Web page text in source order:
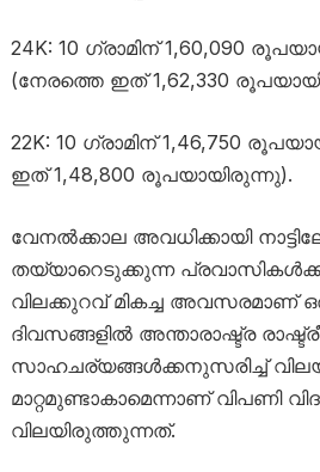
24K: 10 ഗ്രാമിന് 1,60,090
(നേരത്തെ ഇത് 1,62,330
22K: 10 ഗ്രാമിന് 1,46,750
ഇത് 1,48,800 രൂപയായിരുന്നു).
വേനൽക്കാല അവധിക്കായി
തയ്യാറെടുക്കുന്ന
വിലക്കുറവ് മികച്ച അവസരമാണ്
ദിവസങ്ങളിൽ അന്താരാഷ്ട്ര
സാഹചര്യങ്ങൾക്കനുസരിച്ച്
മാറ്റമുണ്ടാകാമെന്നാണ് വിപണി
വിലയിരുത്തുന്നത്.